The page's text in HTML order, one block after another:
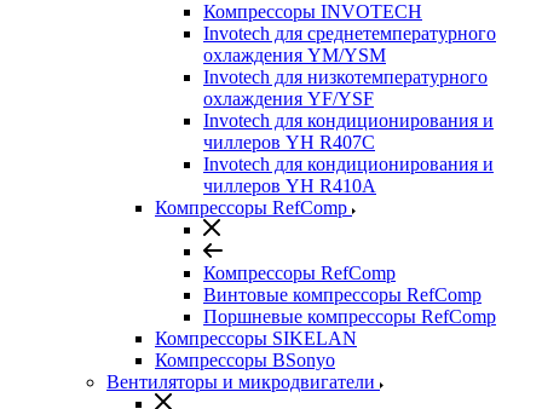
Компрессоры INVOTECH
Invotech для среднетемпературного
охлаждения YM/YSM
Invotech для низкотемпературного
охлаждения YF/YSF
Invotech для кондиционирования и
чиллеров YH R407C
Invotech для кондиционирования и
чиллеров YH R410A
Компрессоры RefComp
Компрессоры RefComp
Винтовые компрессоры RefComp
Поршневые компрессоры RefComp
Компрессоры SIKELAN
Компрессоры BSonyo
Вентиляторы и микродвигатели